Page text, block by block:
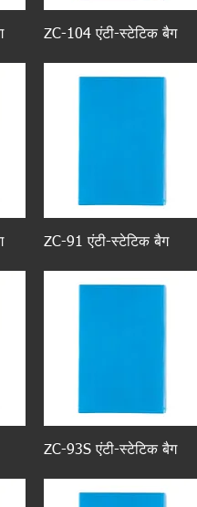
ZC-104 एंटी-स्टेटिक बैग
ZC-91 एंटी-स्टेटिक बैग
ZC-93S एंटी-स्टेटिक बैग